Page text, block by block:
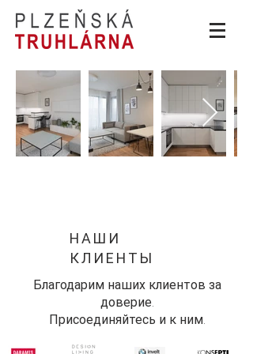
НАШИ
КЛИЕНТЫ
Благодарим наших клиентов за
доверие.
Присоединяйтесь и к ним.